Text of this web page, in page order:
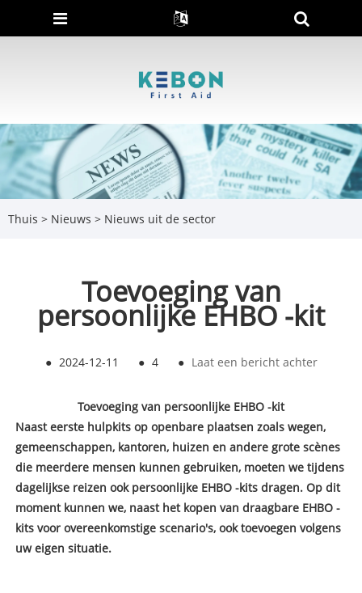
Thuis > Nieuws > Nieuws uit de sector
Toevoeging van
persoonlijke EHBO -kit
● 2024-12-11 ● 4 ● Laat een bericht achter
Toevoeging van persoonlijke EHBO -kit
Naast eerste hulpkits op openbare plaatsen zoals wegen,
gemeenschappen, kantoren, huizen en andere grote scènes
die meerdere mensen kunnen gebruiken, moeten we tijdens
dagelijkse reizen ook persoonlijke EHBO -kits dragen. Op dit
moment kunnen we, naast het kopen van draagbare EHBO -
kits voor overeenkomstige scenario's, ook toevoegen volgens
uw eigen situatie.